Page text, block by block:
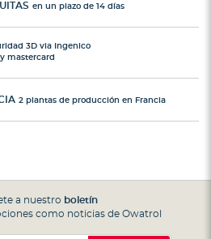
en un plazo de 14 días
3D via Ingenico
mastercard
2 plantas de producción en Francia
a nuestro boletín
como noticias de Owatrol